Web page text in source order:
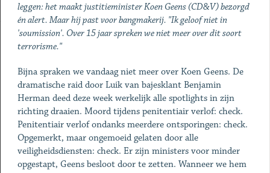
leggen: het maakt justitieminister Koen Geens (CD&V) bezorgd
én alert. Maar hij past voor bangmakerij. "Ik geloof niet in
'soumission'. Over 15 jaar spreken we niet meer over dit soort
terrorisme."
Bijna spraken we vandaag niet meer over Koen Geens. De
dramatische raid door Luik van bajesklant Benjamin
Herman deed deze week werkelijk alle spotlights in zijn
richting draaien. Moord tijdens penitentiair verlof: check.
Penitentiair verlof ondanks meerdere ontsporingen: check.
Opgemerkt, maar ongemoeid gelaten door alle
veiligheidsdiensten: check. Er zijn ministers voor minder
opgestapt, Geens besloot door te zetten. Wanneer we hem